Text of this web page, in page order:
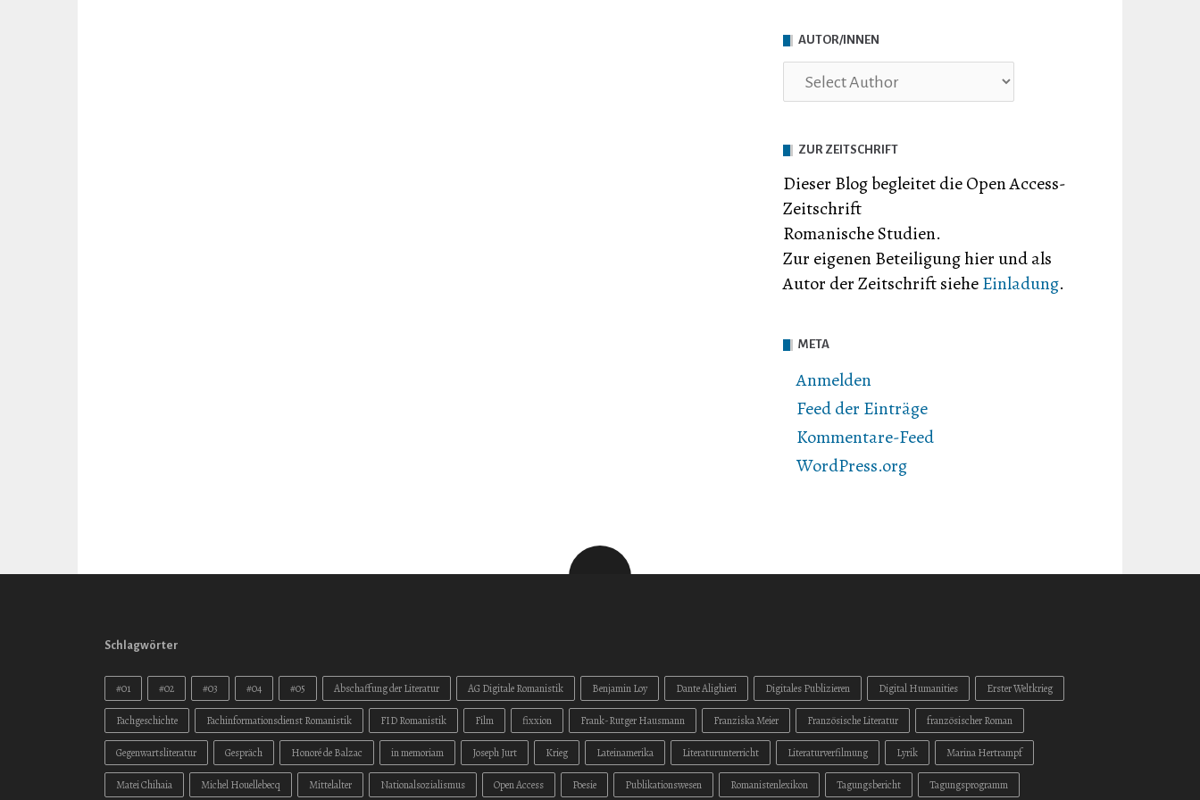
AUTOR/INNEN
ZUR ZEITSCHRIFT
Dieser Blog begleitet die Open Access-
Zeitschrift
Romanische Studien.
Zur eigenen Beteiligung hier und als
Autor der Zeitschrift sieheEinladung.
META
Anmelden
Feed der Einträge
Kommentare-Feed
WordPress.org
Schlagwörter
#01 #02 #03 #04 #05 Abschaffung der Literatur AG Digitale Romanistik Benjamin Loy Dante Alighieri Digitales Publizieren Digital Humanities Erster Weltkrieg
Fachgeschichte Fachinformationsdienst Romanistik FID Romanistik Film fixxion Frank-Rutger Hausmann Franziska Meier Französische Literatur französischer Roman
Gegenwartsliteratur Gespräch Honoré de Balzac in memoriam Joseph Jurt Krieg Lateinamerika Literaturunterricht Literaturverfilmung Lyrik Marina Hertrampf
Matei Chihaia Michel Houellebecq Mittelalter Nationalsozialismus Open Access Poesie Publikationswesen Romanistenlexikon Tagungsbericht Tagungsprogramm